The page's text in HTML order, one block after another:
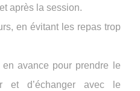
après la session.
en évitant les repas trop
avance pour prendre le
et d’échanger avec le